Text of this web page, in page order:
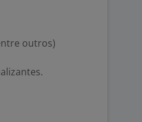
outros)